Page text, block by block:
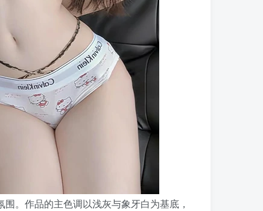
。作品的主色调以浅灰与象牙白为基底，